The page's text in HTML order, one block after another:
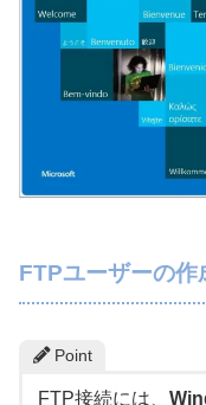
FTPユーザーの作
Point
FTP接続には、